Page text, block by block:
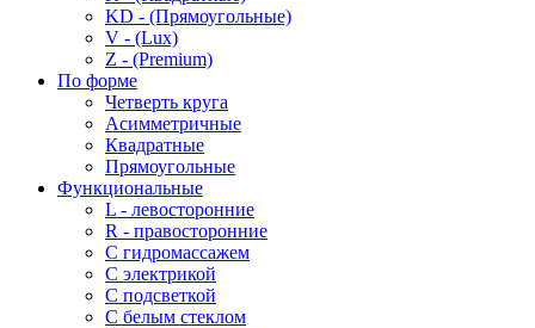
KD - (Прямоугольные)
V - (Lux)
Z - (Premium)
По форме
Четверть круга
Асимметричные
Квадратные
Прямоугольные
Функциональные
L - левосторонние
R - правосторонние
С гидромассажем
С электрикой
С подсветкой
С белым стеклом